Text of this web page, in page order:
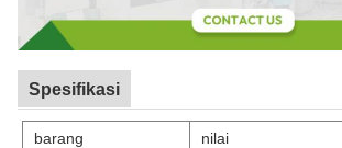
Spesifikasi
barang
nilai